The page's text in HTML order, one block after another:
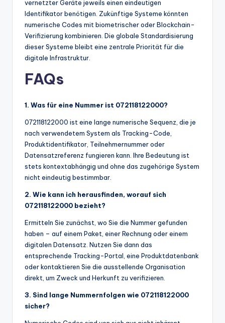
vernetzter Geräte jeweils einen eindeutigen
Identifikator benötigen. Zukünftige Systeme könnten
numerische Codes mit biometrischer oder Blockchain-
Verifizierung kombinieren. Die globale Standardisierung
dieser Systeme bleibt eine zentrale Priorität für die
digitale Infrastruktur.
FAQs
1. Was für eine Nummer ist 072118122000?
072118122000 ist eine lange numerische Sequenz, die je
nach verwendetem System als Tracking-Code,
Produktidentifikator, Teilnehmernummer oder
Datensatzreferenz fungieren kann. Ihre Bedeutung ist
stets kontextabhängig und ohne das zugehörige System
nicht eindeutig bestimmbar.
2. Wie kann ich herausfinden, worauf sich
072118122000 bezieht?
Ermitteln Sie zunächst, wo Sie die Nummer gefunden
haben – auf einem Paket, einer Rechnung oder einem
digitalen Datensatz. Nutzen Sie dann das
entsprechende Tracking-Portal, eine Produktdatenbank
oder kontaktieren Sie die ausstellende Organisation
direkt, um Zweck und Herkunft zu verifizieren.
3. Sind lange Nummernfolgen wie 072118122000
sicher?